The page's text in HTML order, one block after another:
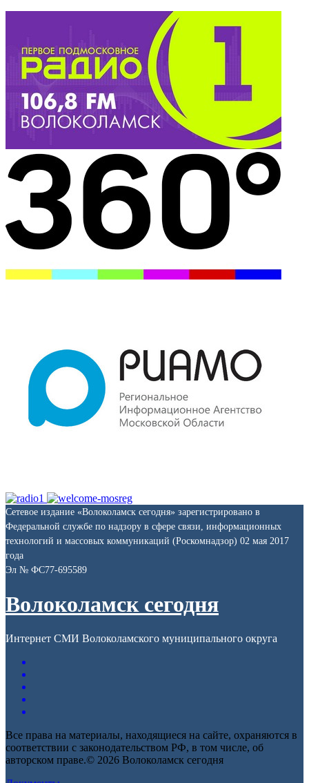
Сетевое издание «Волоколамск сегодня» зарегистрировано в
Федеральной службе по надзору в сфере связи, информационных
технологий и массовых коммуникаций (Роскомнадзор) 02 мая 2017
года
Эл № ФС77-695589
Волоколамск сегодня
Интернет СМИ Волоколамского муниципального округа
Все права на материалы, находящиеся на сайте, охраняются в
соответствии с законодательством РФ, в том числе, об
авторском праве.© 2026 Волоколамск сегодня